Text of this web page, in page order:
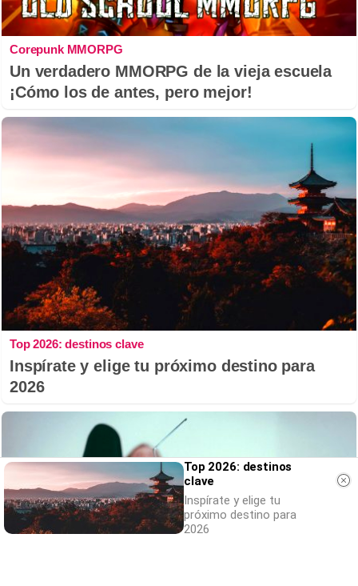
Corepunk MMORPG
Un verdadero MMORPG de la vieja escuela
¡Cómo los de antes, pero mejor!
Top 2026: destinos clave
Inspírate y elige tu próximo destino para
2026
Top 2026: destinos
clave
Inspírate y elige tu
próximo destino para
2026